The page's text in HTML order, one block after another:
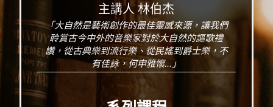
主講人 林伯杰
「大自然是藝術創作的最佳靈感來源，讓我們
聆賞古今中外的音樂家對於大自然的謳歌禮
讚，從古典樂到流行樂、從民謠到爵士樂，不
有佳詠，何申雅懷...」